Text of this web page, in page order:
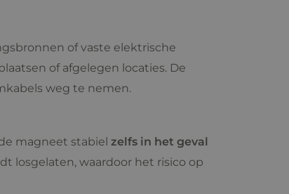
of vaste elektrische
of afgelegen locaties. De
weg te nemen.
magneet stabiel zelfs in het geval
losgelaten, waardoor het risico op